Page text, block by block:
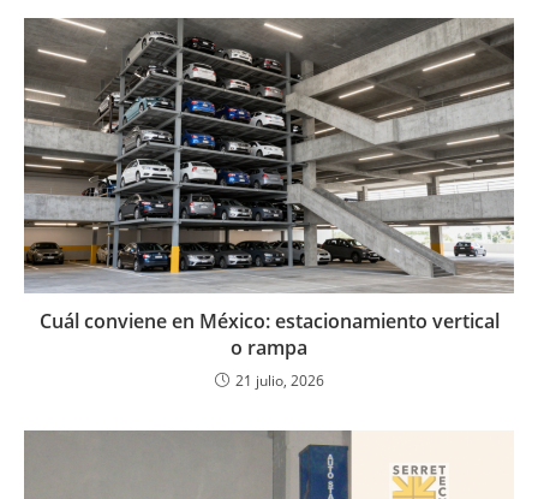
Cuál conviene en México: estacionamiento vertical
o rampa
21 julio, 2026